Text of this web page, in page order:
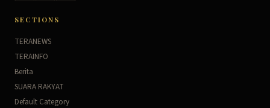
SECTIONS
TERANEWS
TERAINFO
Berita
SUARA RAKYAT
Default Category